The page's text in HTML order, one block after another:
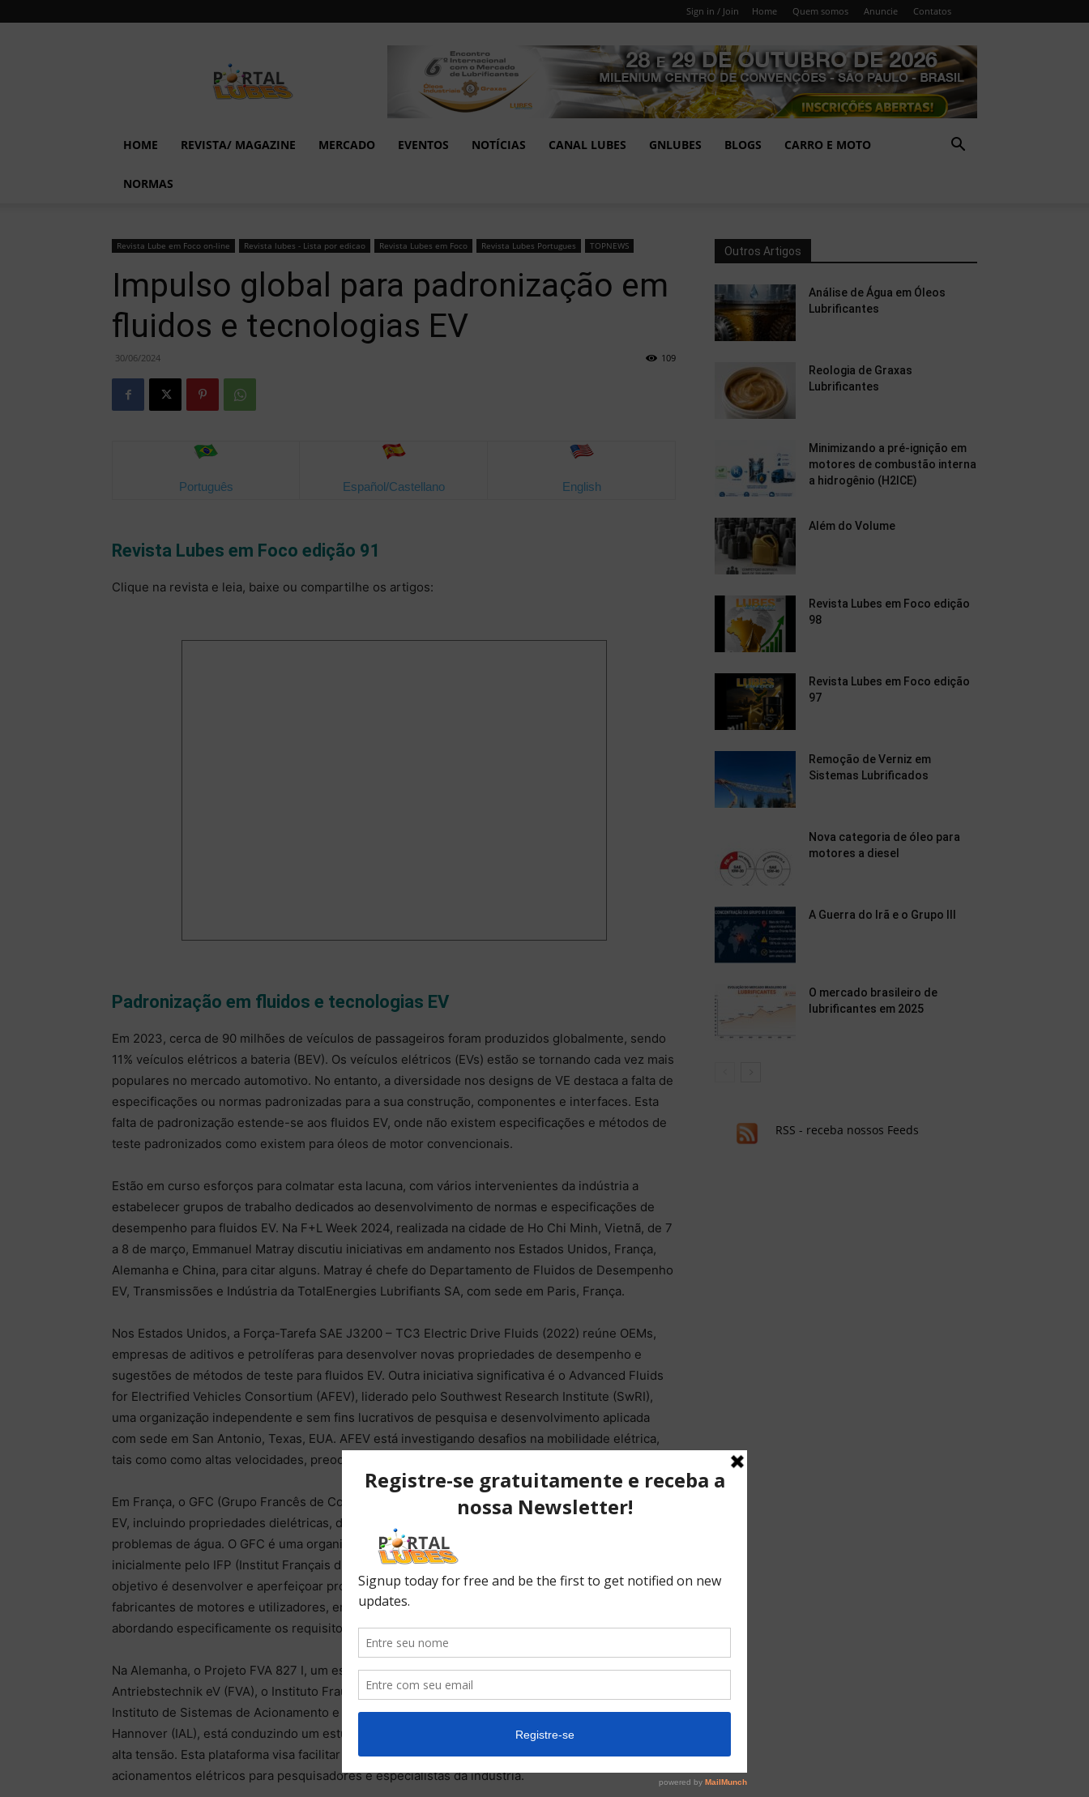
Sign in / Join Home Quem somos Anuncie Contatos
em
Foco
HOME REVISTA/ MAGAZINE MERCADO EVENTOS NOTÍCIAS CANAL LUBES GNLUBES BLOGS CARRO E MOTO
NORMAS
Revista Lube em Foco on-line Revista lubes - Lista por edicao Revista Lubes em Foco Revista Lubes Portugues TOPNEWS
Impulso global para padronização em
fluidos e tecnologias EV
30/06/2024 109
Português Español/Castellano English
Revista Lubes em Foco edição 91
Clique na revista e leia, baixe ou compartilhe os artigos:
Padronização em fluidos e tecnologias EV
Em 2023, cerca de 90 milhões de veículos de passageiros foram produzidos globalmente, sendo
11% veículos elétricos a bateria (BEV). Os veículos elétricos (EVs) estão se tornando cada vez mais
populares no mercado automotivo. No entanto, a diversidade nos designs de VE destaca a falta de
especificações ou normas padronizadas para a sua construção, componentes e interfaces. Esta
falta de padronização estende-se aos fluidos EV, onde não existem especificações e métodos de
teste padronizados como existem para óleos de motor convencionais.
Estão em curso esforços para colmatar esta lacuna, com vários intervenientes da indústria a
estabelecer grupos de trabalho dedicados ao desenvolvimento de normas e especificações de
desempenho para fluidos EV. Na F+L Week 2024, realizada na cidade de Ho Chi Minh, Vietnã, de 7
a 8 de março, Emmanuel Matray discutiu iniciativas em andamento nos Estados Unidos, França,
Alemanha e China, para citar alguns. Matray é chefe do Departamento de Fluidos de Desempenho
EV, Transmissões e Indústria da TotalEnergies Lubrifiants SA, com sede em Paris, França.
Nos Estados Unidos, a Força-Tarefa SAE J3200 – TC3 Electric Drive Fluids (2022) reúne OEMs,
empresas de aditivos e petrolíferas para desenvolver novas propriedades de desempenho e
sugestões de métodos de teste para fluidos EV. Outra iniciativa significativa é o Advanced Fluids
for Electrified Vehicles Consortium (AFEV), liderado pelo Southwest Research Institute (SwRI),
uma organização independente e sem fins lucrativos de pesquisa e desenvolvimento aplicada
com sede em San Antonio, Texas, EUA. AFEV está investigando desafios na mobilidade elétrica,
tais como como altas velocidades, preocupações com corrosão e propriedades térmicas.
Em França, o GFC (Grupo Francês de Coordenação) está a explorar novos aspectos dos fluidos
EV, incluindo propriedades dielétricas, desgaste em alta velocidade, corrosão do cobre e
problemas de água. O GFC é uma organização francesa sem fins lucrativos criada em 1963,
inicialmente pelo IFP (Institut Français du Pétrole), hoje conhecido como IFPEN. O seu principal
objetivo é desenvolver e aperfeiçoar procedimentos de teste para a indústria petrolífera,
fabricantes de motores e utilizadores, em coordenação com outras entidades europeias,
abordando especificamente os requisitos únicos dos fabricantes franceses e das suas marcas.
Na Alemanha, o Projeto FVA 827 I, um esforço colaborativo envolvendo a Forschungsvereinigung
Antriebstechnik eV (FVA), o Instituto Fraunhofer de Design de Sistemas Mecatrônicos (IEM) e o
Instituto de Sistemas de Acionamento e Eletrônica de Potência da Universidade Leibniz de
Hannover (IAL), está conduzindo um estudo preliminar sobre óleo para acionamento elétrico de
alta tensão. Esta plataforma visa facilitar a modelagem, acoplamento de modelos e simulação de
acionamentos elétricos para pesquisadores e especialistas da indústria.
Outros Artigos
Análise de Água em Óleos
Lubrificantes
Reologia de Graxas
Lubrificantes
Minimizando a pré-ignição em
motores de combustão interna
a hidrogênio (H2ICE)
Além do Volume
Revista Lubes em Foco edição
98
Revista Lubes em Foco edição
97
Remoção de Verniz em
Sistemas Lubrificados
Nova categoria de óleo para
motores a diesel
A Guerra do Irã e o Grupo III
O mercado brasileiro de
lubrificantes em 2025
RSS - receba nossos Feeds